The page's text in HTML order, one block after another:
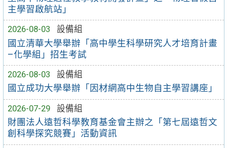
主學習啟航站」
2026-08-03
設備組
國立清華大學舉辦「高中學生科學研究人才培育計畫
–化學組」招生考試
2026-08-03
設備組
國立成功大學舉辦「因材網高中生物自主學習講座」
2026-07-29
設備組
財團法人遠哲科學教育基金會主辦之「第七屆遠哲文
創科學探究競賽」活動資訊